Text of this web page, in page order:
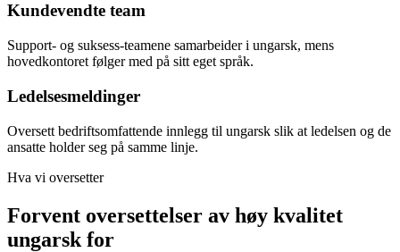
Kundevendte team
Support- og suksess-teamene samarbeider i ungarsk, mens
hovedkontoret følger med på sitt eget språk.
Ledelsesmeldinger
Oversett bedriftsomfattende innlegg til ungarsk slik at ledelsen og de
ansatte holder seg på samme linje.
Hva vi oversetter
Forvent oversettelser av høy kvalitet
ungarsk for